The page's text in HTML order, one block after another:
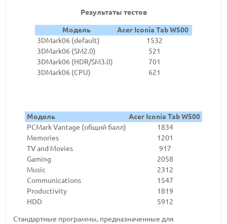
Результаты тестов
Модель
Acer Iconia Tab W500
3DMark06 (default)
1532
3DMark06 (SM2.0)
521
3DMark06 (HDR/SM3.0)
701
3DMark06 (CPU)
621
Модель
Acer Iconia Tab W500
PCMark Vantage (общий балл)
1834
Memories
1201
TV and Movies
917
Gaming
2058
Music
2312
Communications
1547
Productivity
1819
HDD
5912
Стандартные программы, предназначенные для